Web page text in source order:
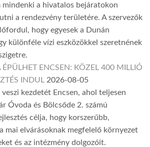
mindenki a hivatalos bejáratokon
a rendezvény területére. A szervezők
hogy egyesek a Dunán
különféle vízi eszközökkel szeretnének
ENCSEN: KÖZEL 400 MILLIÓ
INDUL 2026-08-05
kezdetét Encsen, ahol teljesen
Óvoda és Bölcsőde 2. számú
célja, hogy korszerűbb,
mai elvárásoknak megfelelő környezet
és az intézmény dolgozóit.